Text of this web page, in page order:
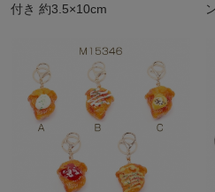
付き 約3.5×10cm